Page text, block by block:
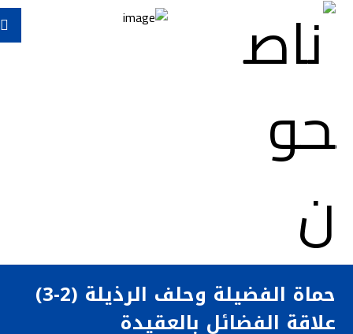
حماة الفضيلة وحلف الرذيلة (2-3)
علاقة الفضائل بالعقيدة